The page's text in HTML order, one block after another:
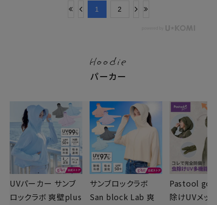
​1 ​2
Hoodie
パーカー
UVパーカー サンブ
ロックラボ 爽壁plus
サンブロックラボ
San block Lab 爽
Pastool go
除けUVメッ